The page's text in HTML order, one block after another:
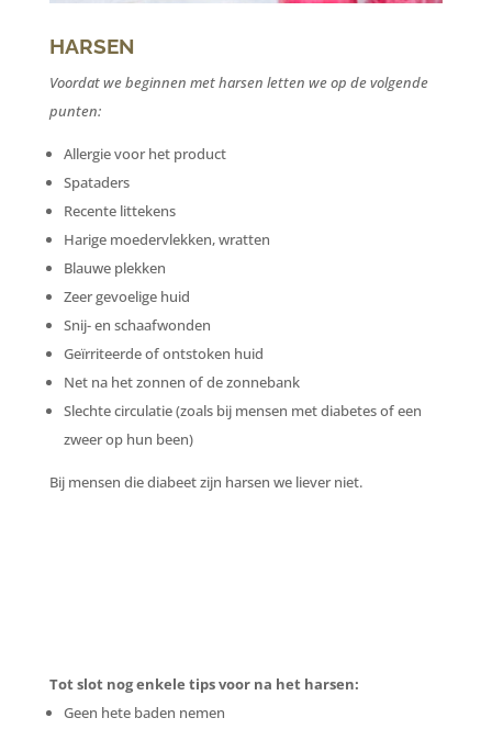
HARSEN
Voordat we beginnen met harsen letten we op de volgende
punten:
Allergie voor het product
Spataders
Recente littekens
Harige moedervlekken, wratten
Blauwe plekken
Zeer gevoelige huid
Snij- en schaafwonden
Geïrriteerde of ontstoken huid
Net na het zonnen of de zonnebank
Slechte circulatie (zoals bij mensen met diabetes of een
zweer op hun been)
Bij mensen die diabeet zijn harsen we liever niet.
Tot slot nog enkele tips voor na het harsen:
Geen hete baden nemen